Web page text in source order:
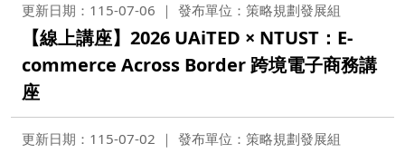
更新日期：115-07-06 發布單位：策略規劃發展組
【線上講座】2026 UAiTED × NTUST：E-
commerce Across Border 跨境電子商務講
座
更新日期：115-07-02 發布單位：策略規劃發展組